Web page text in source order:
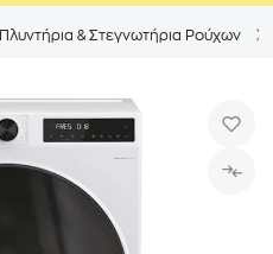
Πλυντήρια & Στεγνωτήρια Ρούχων